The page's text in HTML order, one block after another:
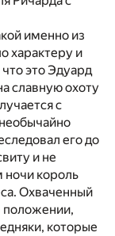
именно из
характеру и
это Эдуард
славную охоту
с
его до
и не
ночи король
Охваченный
положении,
которые